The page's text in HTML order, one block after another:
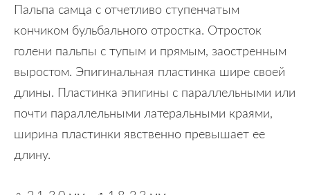
Пальпа самца с отчетливо ступенчатым
кончиком бульбального отростка. Отросток
голени пальпы с тупым и прямым, заостренным
выростом. Эпигинальная пластинка шире своей
длины. Пластинка эпигины с параллельными или
почти параллельными латеральными краями,
ширина пластинки явственно превышает ее
длину.